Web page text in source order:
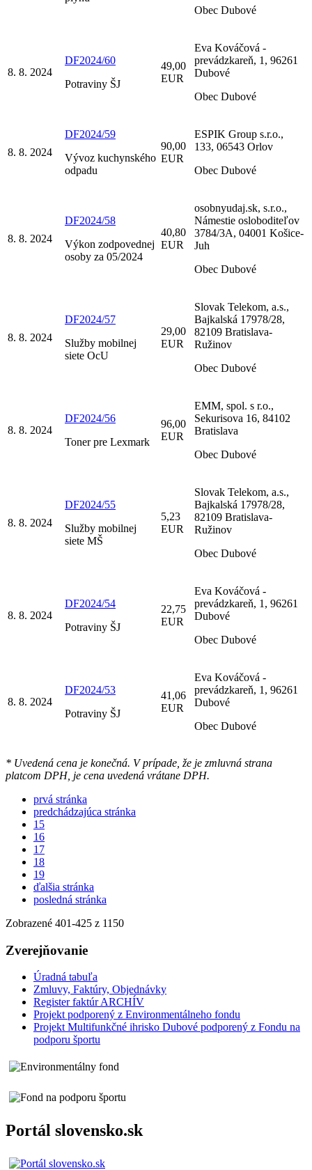
Obec Dubové
8. 8. 2024
DF2024/60
Potraviny ŠJ
49,00
EUR
Eva Kováčová -
prevádzkareň, 1, 96261
Dubové
Obec Dubové
8. 8. 2024
DF2024/59
Vývoz kuchynského
odpadu
90,00
EUR
ESPIK Group s.r.o.,
133, 06543 Orlov
Obec Dubové
8. 8. 2024
DF2024/58
Výkon zodpovednej
osoby za 05/2024
40,80
EUR
osobnyudaj.sk, s.r.o.,
Námestie osloboditeľov
3784/3A, 04001 Košice-
Juh
Obec Dubové
8. 8. 2024
DF2024/57
Služby mobilnej
siete OcU
29,00
EUR
Slovak Telekom, a.s.,
Bajkalská 17978/28,
82109 Bratislava-
Ružinov
Obec Dubové
8. 8. 2024
DF2024/56
Toner pre Lexmark
96,00
EUR
EMM, spol. s r.o.,
Sekurisova 16, 84102
Bratislava
Obec Dubové
8. 8. 2024
DF2024/55
Služby mobilnej
siete MŠ
5,23
EUR
Slovak Telekom, a.s.,
Bajkalská 17978/28,
82109 Bratislava-
Ružinov
Obec Dubové
8. 8. 2024
DF2024/54
Potraviny ŠJ
22,75
EUR
Eva Kováčová -
prevádzkareň, 1, 96261
Dubové
Obec Dubové
8. 8. 2024
DF2024/53
Potraviny ŠJ
41,06
EUR
Eva Kováčová -
prevádzkareň, 1, 96261
Dubové
Obec Dubové
* Uvedená cena je konečná. V prípade, že je zmluvná strana
platcom DPH, je cena uvedená vrátane DPH.
prvá stránka
predchádzajúca stránka
15
16
17
18
19
ďalšia stránka
posledná stránka
Zobrazené 401-425 z 1150
Zverejňovanie
Úradná tabuľa
Zmluvy, Faktúry, Objednávky
Register faktúr ARCHÍV
Projekt podporený z Environmentálneho fondu
Projekt Multifunkčné ihrisko Dubové podporený z Fondu na
podporu športu
Portál slovensko.sk